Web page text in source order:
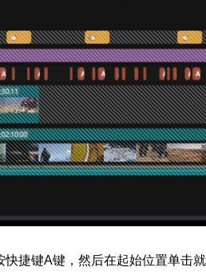
捷键A键，然后在起始位置单击